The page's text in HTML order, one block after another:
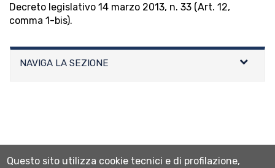
Decreto legislativo 14 marzo 2013, n. 33 (Art. 12,
comma 1-bis).
NAVIGA LA SEZIONE
Questo sito utilizza cookie tecnici e di profilazione,